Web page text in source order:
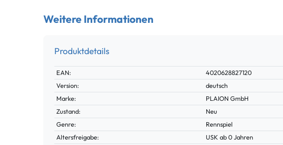
Weitere Informationen
Produktdetails
Technisches
Merkmal
Wert
EAN:
4020628827120
Version:
deutsch
Marke:
PLAION GmbH
Zustand:
Neu
Genre:
Rennspiel
Altersfreigabe:
USK ab 0 Jahren